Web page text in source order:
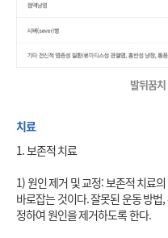
발뒤꿈
치료
1. 보존적 치료
1) 원인 제거 및 교정: 보존적 치료
바로잡는 것이다. 잘못된 운동 방
정하여 원인을 제거하도록 한다.